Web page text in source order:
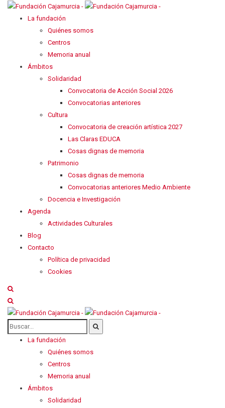
La fundación
Quiénes somos
Centros
Memoria anual
Ámbitos
Solidaridad
Convocatoria de Acción Social 2026
Convocatorias anteriores
Cultura
Convocatoria de creación artística 2027
Las Claras EDUCA
Cosas dignas de memoria
Patrimonio
Cosas dignas de memoria
Convocatorias anteriores Medio Ambiente
Docencia e Investigación
Agenda
Actividades Culturales
Blog
Contacto
Política de privacidad
Cookies
La fundación
Quiénes somos
Centros
Memoria anual
Ámbitos
Solidaridad